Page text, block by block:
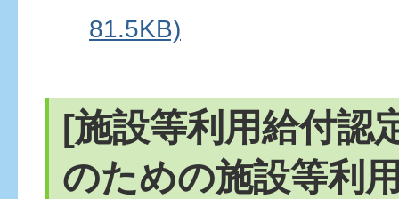
81.5KB)
[施設等利用給付認
のための施設等利